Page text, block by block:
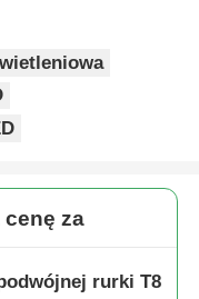
za
rurki T8